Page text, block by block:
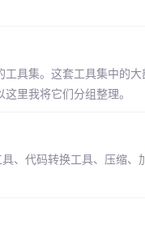
具集。这套工具集中的
里我将它们分组整理。
、代码转换工具、压缩